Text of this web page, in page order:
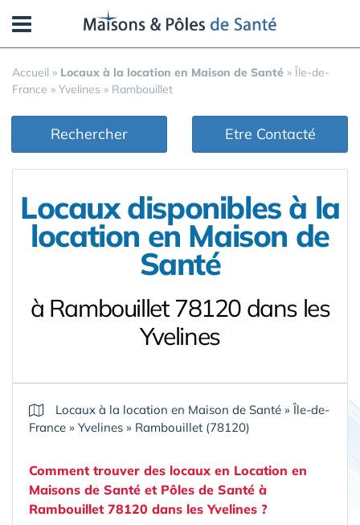
Accueil » Locaux à la location en Maison de Santé » Île-de-
France » Yvelines » Rambouillet
Rechercher Etre Contacté
Locaux disponibles à la
location en Maison de
Santé
à Rambouillet 78120 dans les
Yvelines
Locaux à la location en Maison de Santé »Île-de-
France » Yvelines » Rambouillet (78120)
Comment trouver des locaux en Location en
Maisons de Santé et Pôles de Santé à
Rambouillet 78120 dans les Yvelines ?
Panneau de gestion des cookies